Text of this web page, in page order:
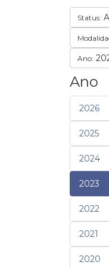
Status:
Ano:
Ano
2026
2025
2024
2023
2022
2021
2020